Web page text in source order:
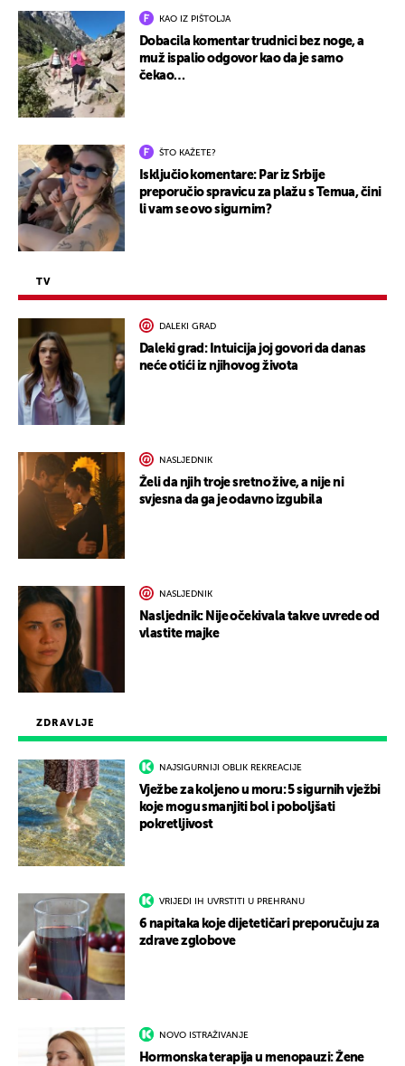
ZDRAVLJE
NAJSIGURNIJI OBLIK REKREACIJE
Vježbe za koljeno u moru: 5 sigurnih vježbi
koje mogu smanjiti bol i poboljšati
pokretljivost
VRIJEDI IH UVRSTITI U PREHRANU
6 napitaka koje dijetetičari preporučuju za
zdrave zglobove
NOVO ISTRAŽIVANJE
Hormonska terapija u menopauzi: Žene
KAO IZ PIŠTOLJA
Dobacila komentar trudnici bez noge, a
muž ispalio odgovor kao da je samo
čekao…
ŠTO KAŽETE?
Isključio komentare: Par iz Srbije
preporučio spravicu za plažu s Temua, čini
li vam se ovo sigurnim?
TV
DALEKI GRAD
Daleki grad: Intuicija joj govori da danas
neće otići iz njihovog života
NASLJEDNIK
Želi da njih troje sretno žive, a nije ni
svjesna da ga je odavno izgubila
NASLJEDNIK
Nasljednik: Nije očekivala takve uvrede od
vlastite majke